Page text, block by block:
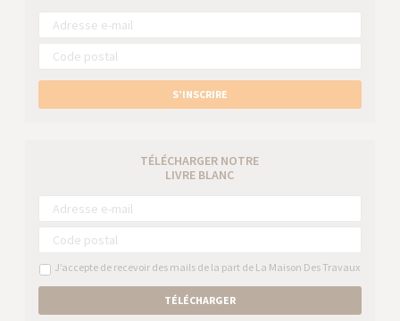
S’INSCRIRE
TÉLÉCHARGER NOTRE
LIVRE BLANC
J’accepte de recevoir des mails de la part de La Maison Des Travaux
TÉLÉCHARGER